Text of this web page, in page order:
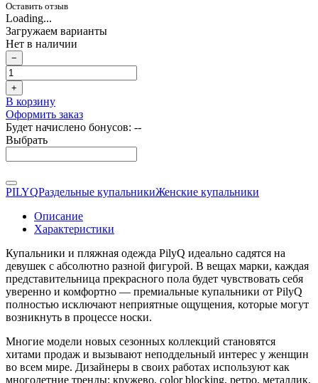
Оставить отзыв
Loading...
Загружаем варианты
Нет в наличии
−
+
В корзину
Оформить заказ
Будет начислено бонусов: --
Выбрать
PILYQРаздельные купальникиЖенские купальники
Описание
Характеристики
Купальники и пляжная одежда PilyQ идеально садятся на
девушек с абсолютно разной фигурой. В вещах марки, каждая
представительница прекрасного пола будет чувствовать себя
уверенно и комфортно — премиальные купальники от PilyQ
полностью исключают неприятные ощущения, которые могут
возникнуть в процессе носки.
Многие модели новых сезонных коллекций становятся
хитами продаж и вызывают неподдельный интерес у женщин
во всем мире. Дизайнеры в своих работах используют как
многолетние тренды: кружево, color blocking, ретро, металлик,